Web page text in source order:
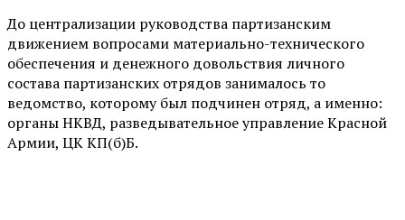
До централизации руководства партизанским
движением вопросами материально-технического
обеспечения и денежного довольствия личного
состава партизанских отрядов занималось то
ведомство, которому был подчинен отряд, а именно:
органы НКВД, разведывательное управление Красной
Армии, ЦК КП(б)Б.